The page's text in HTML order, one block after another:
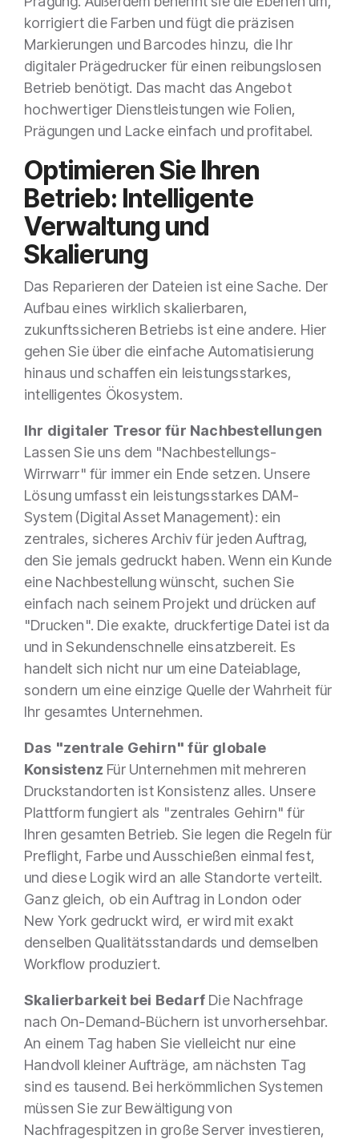
korrigiert die Farben und fügt die präzisen
Markierungen und Barcodes hinzu, die Ihr
digitaler Prägedrucker für einen reibungslosen
Betrieb benötigt. Das macht das Angebot
hochwertiger Dienstleistungen wie Folien,
Prägungen und Lacke einfach und profitabel.
Optimieren Sie Ihren
Betrieb: Intelligente
Verwaltung und
Skalierung
Das Reparieren der Dateien ist eine Sache. Der
Aufbau eines wirklich skalierbaren,
zukunftssicheren Betriebs ist eine andere. Hier
gehen Sie über die einfache Automatisierung
hinaus und schaffen ein leistungsstarkes,
intelligentes Ökosystem.
Ihr digitaler Tresor für Nachbestellungen
Lassen Sie uns dem "Nachbestellungs-
Wirrwarr" für immer ein Ende setzen. Unsere
Lösung umfasst ein leistungsstarkes DAM-
System (Digital Asset Management): ein
zentrales, sicheres Archiv für jeden Auftrag,
den Sie jemals gedruckt haben. Wenn ein Kunde
eine Nachbestellung wünscht, suchen Sie
einfach nach seinem Projekt und drücken auf
"Drucken". Die exakte, druckfertige Datei ist da
und in Sekundenschnelle einsatzbereit. Es
handelt sich nicht nur um eine Dateiablage,
sondern um eine einzige Quelle der Wahrheit für
Ihr gesamtes Unternehmen.
Das "zentrale Gehirn" für globale
Konsistenz Für Unternehmen mit mehreren
Druckstandorten ist Konsistenz alles. Unsere
Plattform fungiert als "zentrales Gehirn" für
Ihren gesamten Betrieb. Sie legen die Regeln für
Preflight, Farbe und Ausschießen einmal fest,
und diese Logik wird an alle Standorte verteilt.
Ganz gleich, ob ein Auftrag in London oder
New York gedruckt wird, er wird mit exakt
denselben Qualitätsstandards und demselben
Workflow produziert.
Skalierbarkeit bei Bedarf Die Nachfrage
nach On-Demand-Büchern ist unvorhersehbar.
An einem Tag haben Sie vielleicht nur eine
Handvoll kleiner Aufträge, am nächsten Tag
sind es tausend. Bei herkömmlichen Systemen
müssen Sie zur Bewältigung von
Nachfragespitzen in große Server investieren,